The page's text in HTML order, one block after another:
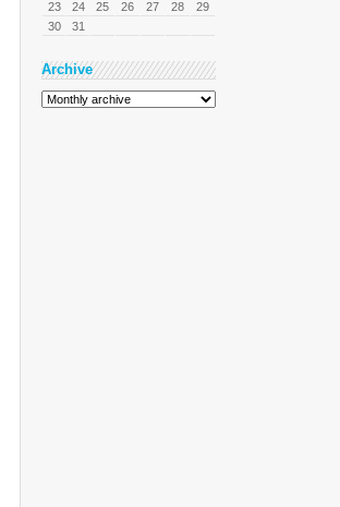
23
24 25 26 27 28
29
30
31
Archive